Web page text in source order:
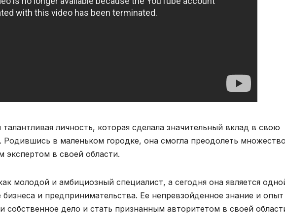
личность, которая сделала значительный вклад в свою
Родившись в маленьком городке, она смогла преодолеть
экспертом в своей области.
молодой и амбициозный специалист, а сегодня она является
и предпринимательства. Ее непревзойденное знание и опыт
собственное дело и стать признанным авторитетом в своей